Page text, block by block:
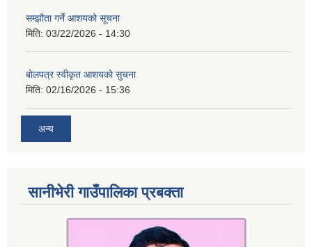
सम्झौता गर्ने आशयको सूचना
मिति: 03/22/2026 - 14:30
बाेलपत्र स्वीकृत आशयकाे सुचना
मिति: 02/16/2026 - 15:36
अन्य
सानीभेरी गाउँपालिका प्रबक्ता